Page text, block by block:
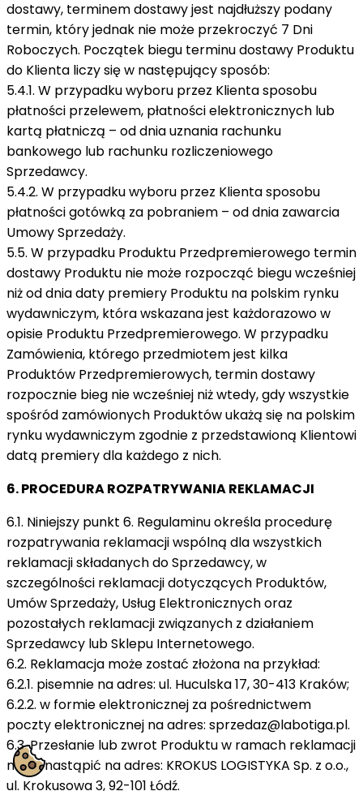
dostawy, terminem dostawy jest najdłuższy podany
termin, który jednak nie może przekroczyć 7 Dni
Roboczych. Początek biegu terminu dostawy Produktu
do Klienta liczy się w następujący sposób:
5.4.1. W przypadku wyboru przez Klienta sposobu
płatności przelewem, płatności elektronicznych lub
kartą płatniczą – od dnia uznania rachunku
bankowego lub rachunku rozliczeniowego
Sprzedawcy.
5.4.2. W przypadku wyboru przez Klienta sposobu
płatności gotówką za pobraniem – od dnia zawarcia
Umowy Sprzedaży.
5.5. W przypadku Produktu Przedpremierowego termin
dostawy Produktu nie może rozpocząć biegu wcześniej
niż od dnia daty premiery Produktu na polskim rynku
wydawniczym, która wskazana jest każdorazowo w
opisie Produktu Przedpremierowego. W przypadku
Zamówienia, którego przedmiotem jest kilka
Produktów Przedpremierowych, termin dostawy
rozpocznie bieg nie wcześniej niż wtedy, gdy wszystkie
spośród zamówionych Produktów ukażą się na polskim
rynku wydawniczym zgodnie z przedstawioną Klientowi
datą premiery dla każdego z nich.
6. PROCEDURA ROZPATRYWANIA REKLAMACJI
6.1. Niniejszy punkt 6. Regulaminu określa procedurę
rozpatrywania reklamacji wspólną dla wszystkich
reklamacji składanych do Sprzedawcy, w
szczególności reklamacji dotyczących Produktów,
Umów Sprzedaży, Usług Elektronicznych oraz
pozostałych reklamacji związanych z działaniem
Sprzedawcy lub Sklepu Internetowego.
6.2. Reklamacja może zostać złożona na przykład:
6.2.1. pisemnie na adres: ul. Huculska 17, 30-413 Kraków;
6.2.2. w formie elektronicznej za pośrednictwem
poczty elektronicznej na adres: sprzedaz@labotiga.pl.
6.3. Przesłanie lub zwrot Produktu w ramach reklamacji
może nastąpić na adres: KROKUS LOGISTYKA Sp. z o.o.,
ul. Krokusowa 3, 92-101 Łódź.